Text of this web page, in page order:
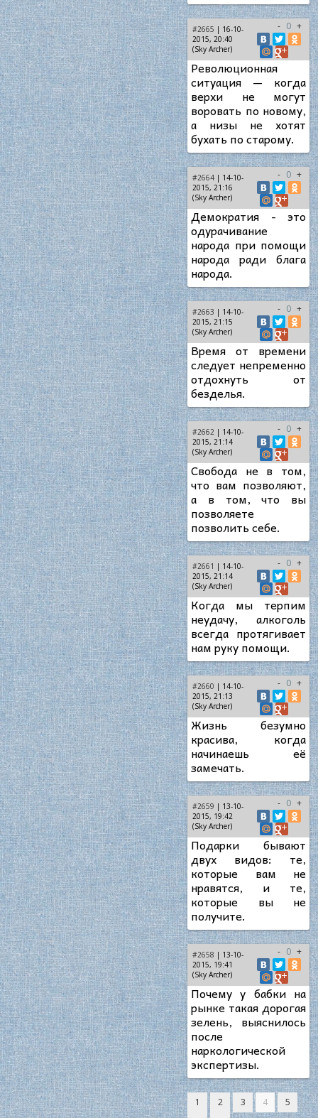
#2665 | 16-10-
2015, 20:40
(Sky Archer)
- 0 +
Революционная
ситуация — когда
верхи не могут
воровать по новому,
а низы не хотят
бухать по старому.
#2664 | 14-10-
2015, 21:16
(Sky Archer)
- 0 +
Демократия - это
одурачивание
народа при помощи
народа ради блага
народа.
#2663 | 14-10-
2015, 21:15
(Sky Archer)
- 0 +
Время от времени
следует непременно
отдохнуть от
безделья.
#2662 | 14-10-
2015, 21:14
(Sky Archer)
- 0 +
Свобода не в том,
что вам позволяют,
а в том, что вы
позволяете
позволить себе.
#2661 | 14-10-
2015, 21:14
(Sky Archer)
- 0 +
Когда мы терпим
неудачу, алкоголь
всегда протягивает
нам руку помощи.
#2660 | 14-10-
2015, 21:13
(Sky Archer)
- 0 +
Жизнь безумно
красива, когда
начинаешь её
замечать.
#2659 | 13-10-
2015, 19:42
(Sky Archer)
- 0 +
Подарки бывают
двух видов: те,
которые вам не
нравятся, и те,
которые вы не
получите.
#2658 | 13-10-
2015, 19:41
(Sky Archer)
- 0 +
Почему у бабки на
рынке такая дорогая
зелень, выяснилось
после
наркологической
экспертизы.
1 2 3 4
5